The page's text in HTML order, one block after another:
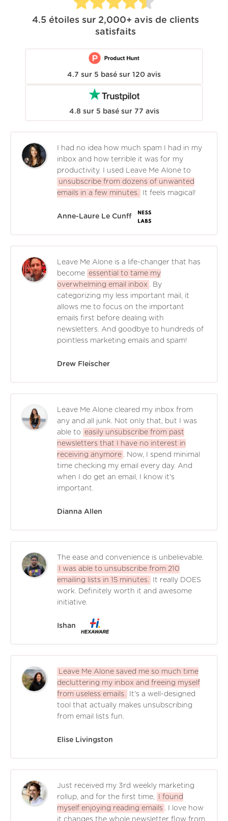
4.5 étoiles sur 2,000+ avis de clients
satisfaits
4.7 sur 5 basé sur 120 avis
4.8 sur 5 basé sur 77 avis
I had no idea how much spam I had in my
inbox and how terrible it was for my
productivity. I used Leave Me Alone to
unsubscribe from dozens of unwanted
emails in a few minutes.
It feels magical!
Anne-Laure Le Cunff
Leave Me Alone is a life-changer that has
become essential to tame my
overwhelming email inbox . By
categorizing my less important mail, it
allows me to focus on the important
emails first before dealing with
newsletters. And goodbye to hundreds of
pointless marketing emails and spam!
Drew Fleischer
Leave Me Alone cleared my inbox from
any and all junk. Not only that, but I was
able to easily unsubscribe from past
newsletters that I have no interest in
receiving anymore . Now, I spend minimal
time checking my email every day. And
when I do get an email, I know it's
important.
Dianna Allen
The ease and convenience is unbelievable.
I was able to unsubscribe from 210
emailing lists in 15 minutes.
It really DOES
work. Definitely worth it and awesome
initiative.
Ishan
Leave Me Alone saved me so much time
decluttering my inbox and freeing myself
from useless emails.
It's a well-designed
tool that actually makes unsubscribing
from email lists fun.
Elise Livingston
Just received my 3rd weekly marketing
rollup, and for the first time,
I found
myself enjoying reading emails . I love how
it changes the whole newsletter flow from